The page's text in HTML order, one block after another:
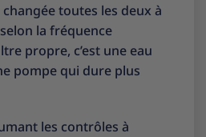
toutes les deux à
la fréquence
propre, c’est une eau
pompe qui dure plus
les contrôles à